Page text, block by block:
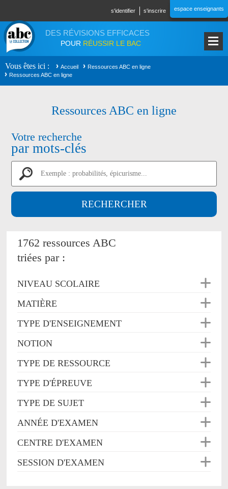
s'identifier s'inscrire espace enseignants
DES RÉVISIONS EFFICACES
POUR RÉUSSIR LE BAC
Vous êtes ici Accueil
Ressources ABC en ligne
Ressources ABC en ligne
Ressources ABC en ligne
Votre recherche
par mots-clés
1762 ressources ABC
triées par :
NIVEAU SCOLAIRE
MATIÈRE
TYPE D'ENSEIGNEMENT
NOTION
TYPE DE RESSOURCE
TYPE D'ÉPREUVE
TYPE DE SUJET
ANNÉE D'EXAMEN
CENTRE D'EXAMEN
SESSION D'EXAMEN